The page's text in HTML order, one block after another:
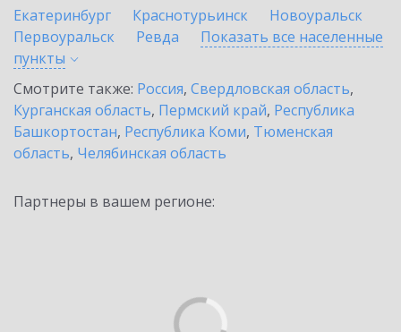
Екатеринбург
Краснотурьинск
Новоуральск
Первоуральск
Ревда
Показать все населенные
пункты
Смотрите также: Россия, Свердловская область,
Курганская область, Пермский край, Республика
Башкортостан, Республика Коми, Тюменская
область, Челябинская область
Партнеры в вашем регионе: